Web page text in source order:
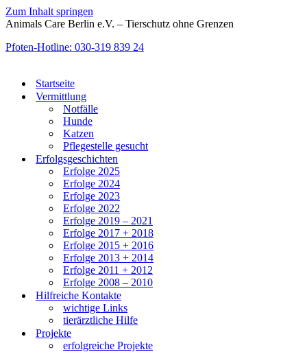
Zum Inhalt springen
Animals Care Berlin e.V. – Tierschutz ohne Grenzen
Pfoten-Hotline: 030-319 839 24
Startseite
Vermittlung
Notfälle
Hunde
Katzen
Pflegestelle gesucht
Erfolgsgeschichten
Erfolge 2025
Erfolge 2024
Erfolge 2023
Erfolge 2022
Erfolge 2019 – 2021
Erfolge 2017 + 2018
Erfolge 2015 + 2016
Erfolge 2013 + 2014
Erfolge 2011 + 2012
Erfolge 2008 – 2010
Hilfreiche Kontakte
wichtige Links
tierärztliche Hilfe
Projekte
erfolgreiche Projekte